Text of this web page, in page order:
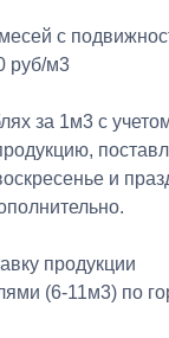
с
руб/м3
за 1м3 с
и
продукции
(6-11м3) по